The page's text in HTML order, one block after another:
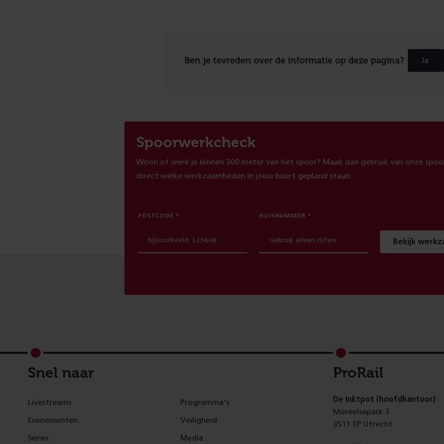
Ben je tevreden over de informatie op deze pagina? Ja
Spoorwerkcheck
Woon of werk je binnen 300 meter van het spoor? Maak dan gebruik van onze
direct welke werkzaamheden in jouw buurt gepland staan.
POSTCODE HUISNUMMER
Bekijk
Footer
Snel naar
Livestreams
Evenementen
Series
Programma's
Veiligheid
Media
ProRail
De Inktpot (hoofdkantoor)
Moreelsepark 3
3511 EP Utrecht